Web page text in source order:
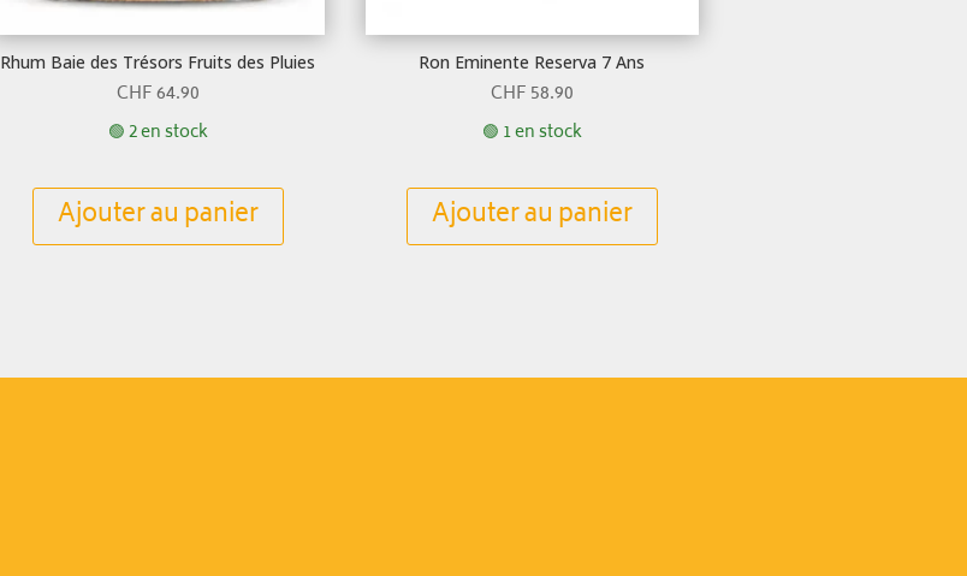
Rhum Baie des Trésors Fruits des Pluies
CHF64.90
🟢 2 en stock
Ajouter au panier
Ron Eminente Reserva 7 Ans
CHF 58.90
🟢 1 en stock
Ajouter au panier